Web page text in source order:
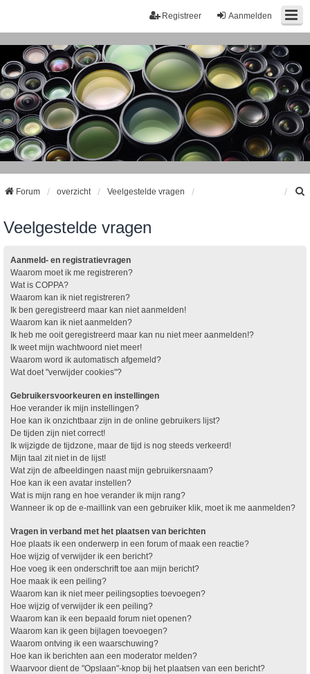
Aanmelden
Registreer
Forum overzicht Veelgestelde vragen
Veelgestelde vragen
Aanmeld- en registratievragen
Waarom moet ik me registreren?
Wat is COPPA?
Waarom kan ik niet registreren?
Ik ben geregistreerd maar kan niet aanmelden!
Waarom kan ik niet aanmelden?
Ik heb me ooit geregistreerd maar kan nu niet meer aanmelden!?
Ik weet mijn wachtwoord niet meer!
Waarom word ik automatisch afgemeld?
Wat doet "verwijder cookies"?
Gebruikersvoorkeuren en instellingen
Hoe verander ik mijn instellingen?
Hoe kan ik onzichtbaar zijn in de online gebruikers lijst?
De tijden zijn niet correct!
Ik wijzigde de tijdzone, maar de tijd is nog steeds verkeerd!
Mijn taal zit niet in de lijst!
Wat zijn de afbeeldingen naast mijn gebruikersnaam?
Hoe kan ik een avatar instellen?
Wat is mijn rang en hoe verander ik mijn rang?
Wanneer ik op de e-maillink van een gebruiker klik, moet ik me aanmelden?
Vragen in verband met het plaatsen van berichten
Hoe plaats ik een onderwerp in een forum of maak een reactie?
Hoe wijzig of verwijder ik een bericht?
Hoe voeg ik een onderschrift toe aan mijn bericht?
Hoe maak ik een peiling?
Waarom kan ik niet meer peilingsopties toevoegen?
Hoe wijzig of verwijder ik een peiling?
Waarom kan ik een bepaald forum niet openen?
Waarom kan ik geen bijlagen toevoegen?
Waarom ontving ik een waarschuwing?
Hoe kan ik berichten aan een moderator melden?
Waarvoor dient de "Opslaan"-knop bij het plaatsen van een bericht?